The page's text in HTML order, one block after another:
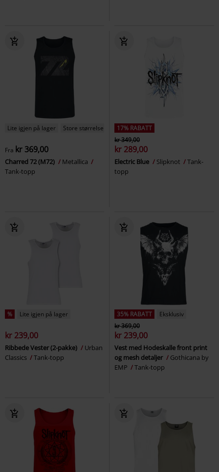
Lite igjen på lager Store størrelser
Fra kr 369,00
Charred 72 (M72)
Metallica
Tank-topp
17% RABATT
kr 349,00
kr 289,00
Electric Blue Slipknot
Tank-
topp
% Lite igjen på lager
kr 239,00
Ribbede Vester (2-pakke)
Urban
Classics
Tank-topp
35% RABATT
Eksklusiv
kr 369,00
kr 239,00
Vest med Hodeskalle front print
og mesh detaljer
Gothicana by
EMP
Tank-topp